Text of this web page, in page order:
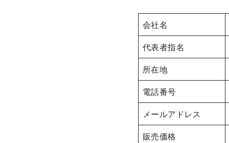
会社名
代表者指名
所在地
電話番号
メールアドレス
販売価格